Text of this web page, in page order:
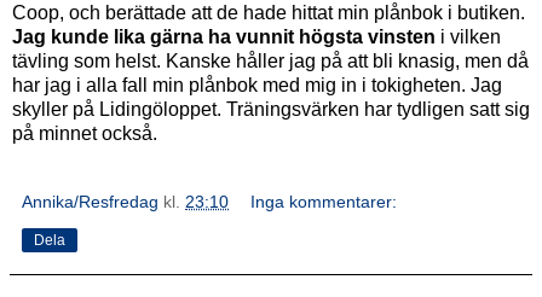
Coop, och berättade att de hade hittat min plånbok i butiken.
Jag kunde lika gärna ha vunnit högsta vinsten i vilken
tävling som helst. Kanske håller jag på att bli knasig, men då
har jag i alla fall min plånbok med mig in i tokigheten. Jag
skyller på Lidingöloppet. Träningsvärken har tydligen satt sig
på minnet också.
Annika/Resfredag kl. 23:10 Inga kommentarer:
Dela